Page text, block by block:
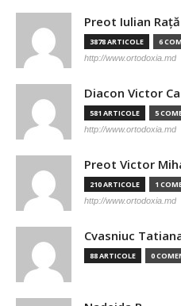
Preot Iulian Raţă
3878 ARTICOLE 6
http://www.ortodoxia.md
Diacon Victor
581 ARTICOLE 5
http://www.ortodoxia.md
Preot Victor
210 ARTICOLE 1
http://www.ortodoxia.md
Cvasniuc
88 ARTICOLE 0